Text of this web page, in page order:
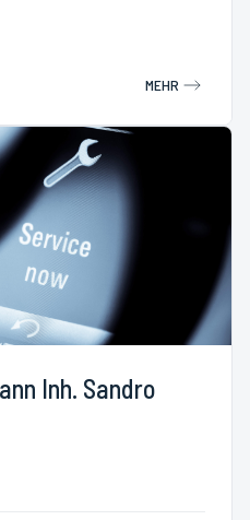
MEHR
Inh. Sandro